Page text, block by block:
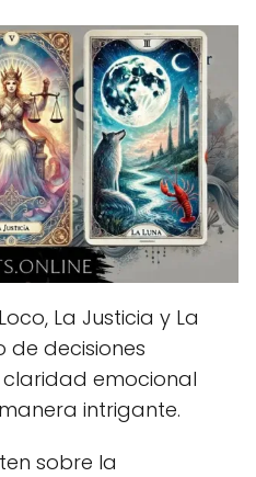
La Justicia y La
de decisiones
claridad emocional
intrigante.
sobre la